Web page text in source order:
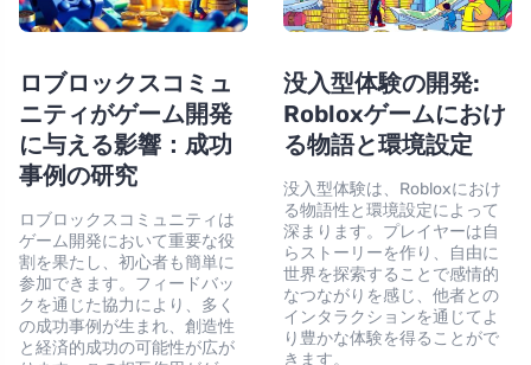
ロブロックスコミュ
ニティがゲーム開発
に与える影響：成功
事例の研究
ロブロックスコミュニティは
ゲーム開発において重要な役
割を果たし、初心者も簡単に
参加できます。フィードバッ
クを通じた協力により、多く
の成功事例が生まれ、創造性
と経済的成功の可能性が広が
没入型体験の開発:
Robloxゲームにおけ
る物語と環境設定
没入型体験は、Robloxにおけ
る物語性と環境設定によって
深まります。プレイヤーは自
らストーリーを作り、自由に
世界を探索することで感情的
なつながりを感じ、他者との
インタラクションを通じてよ
り豊かな体験を得ることがで
きます。